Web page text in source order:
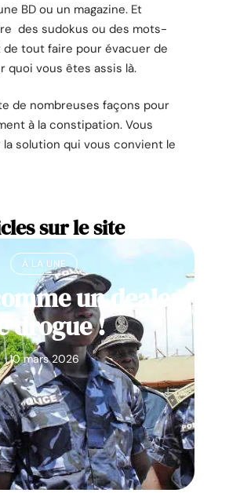
BD ou un magazine. Et
des sudokus ou des mots-
tout faire pour évacuer de
quoi vous êtes assis là.
de nombreuses façons pour
à la constipation. Vous
la solution qui vous convient le
sur le site
À LA UNE
un dealer
drogue !
10 mars 2026